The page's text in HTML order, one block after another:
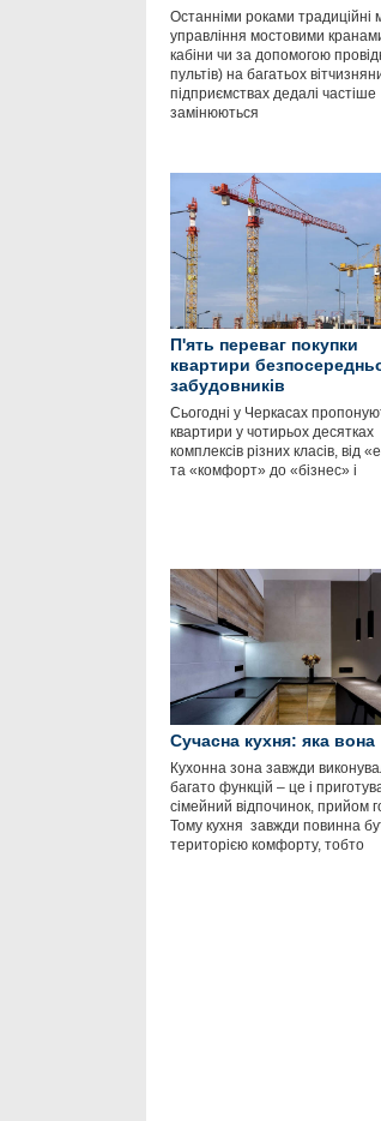
Останніми роками традиційні
управління мостовими
кабіни чи за допомогою
пультів) на багатьох
підприємствах дедалі частіше
замінюються
П'ять переваг покупки
квартири
забудовників
Сьогодні у Черкасах
квартири у чотирьох десятках
комплексів різних класів, від
та «комфорт» до «бізнес» і
Сучасна кухня: яка вона
Кухонна зона завжди
багато функцій – це і
сімейний відпочинок, прийом
Тому кухня завжди повинна
територією комфорту, тобто